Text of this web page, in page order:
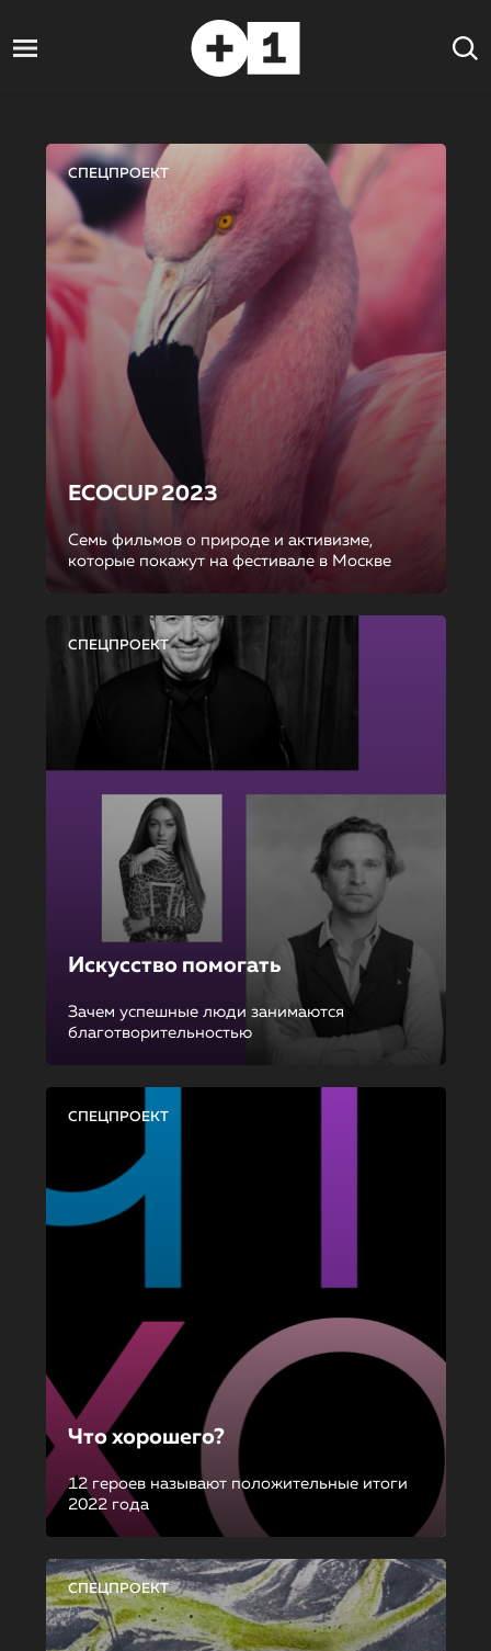
СПЕЦПРОЕКТ
ECOCUP 2023
Семь фильмов о природе и активизме,
которые покажут на фестивале в Москве
СПЕЦПРОЕКТ
Искусство помогать
Зачем успешные люди занимаются
благотворительностью
СПЕЦПРОЕКТ
Что хорошего?
12 героев называют положительные итоги
2022 года
СПЕЦПРОЕКТ